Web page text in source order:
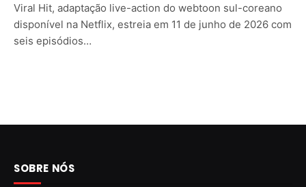
Viral Hit, adaptação live-action do webtoon sul-coreano
disponível na Netflix, estreia em 11 de junho de 2026 com
seis episódios…
SOBRE NÓS